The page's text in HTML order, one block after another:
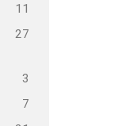
11
27
3
7